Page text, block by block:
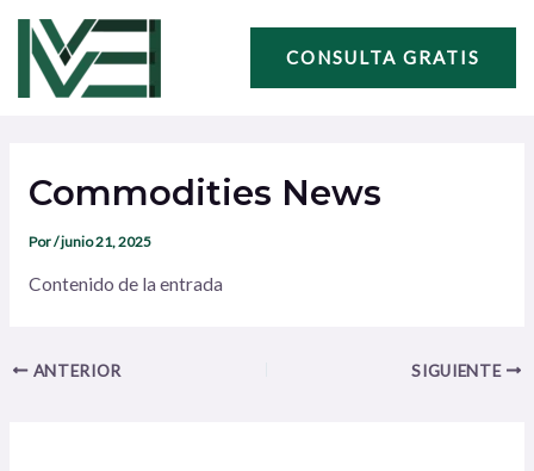
contenido
CONSULTA GRATIS
Commodities News
Por/junio 21, 2025
Contenido de la entrada
entradas
ANTERIOR SIGUIENTE